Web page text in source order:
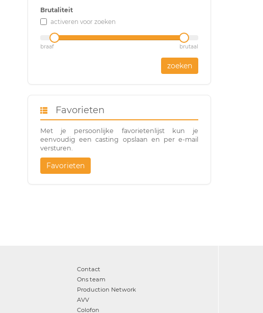
Brutaliteit
activeren voor zoeken
braaf brutaal
zoeken
Favorieten
Met je persoonlijke favorietenlijst kun je
eenvoudig een casting opslaan en per e-mail
versturen.
Favorieten
Contact
Ons team
Production Network
AVV
Colofon